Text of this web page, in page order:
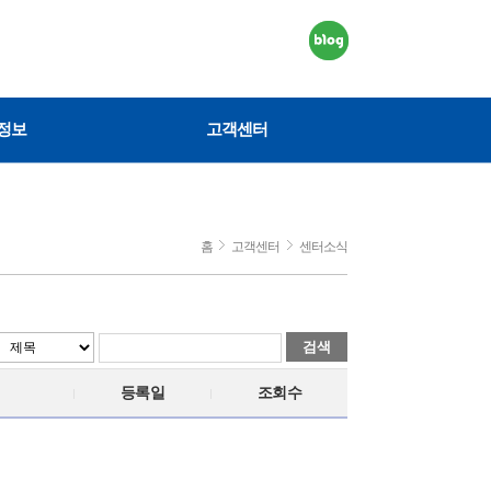
보 고객센터
홈 고객센터 센터소식
검색
등록일 조회수